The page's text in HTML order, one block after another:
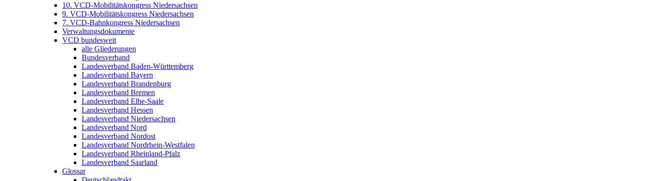
10. VCD-Mobilitätskongress Niedersachsen
9. VCD-Mobilitätskongress Niedersachsen
7. VCD-Bahnkongress Niedersachsen
Verwaltungsdokumente
VCD bundesweit
alle Gliederungen
Bundesverband
Landesverband Baden-Württemberg
Landesverband Bayern
Landesverband Brandenburg
Landesverband Bremen
Landesverband Elbe-Saale
Landesverband Hessen
Landesverband Niedersachsen
Landesverband Nord
Landesverband Nordost
Landesverband Nordrhein-Westfalen
Landesverband Rheinland-Pfalz
Landesverband Saarland
Glossar